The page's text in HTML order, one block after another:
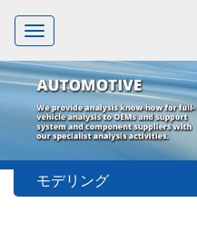
Toggle
navigation
モデリング